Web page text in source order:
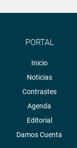
PORTAL
Inicio
Noticias
Contrastes
Agenda
Editorial
Damos Cuenta